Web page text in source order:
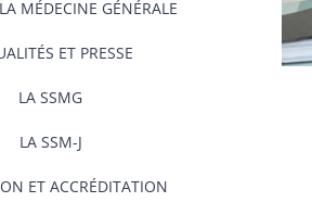
MÉDECINE GÉNÉRALE
ET PRESSE
LA SSMG
LA SSM-J
ET ACCRÉDITATION